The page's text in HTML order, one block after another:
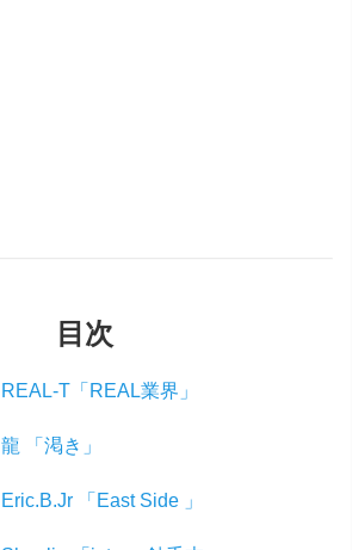
目次
REAL-T「REAL業界」
龍 「渇き」
Eric.B.Jr 「East Side 」